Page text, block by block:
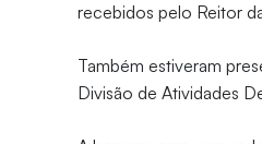
recebidos pelo Reitor
Também estiveram
Divisão de Atividades